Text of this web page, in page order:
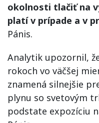
okolnosti tlačiť na
platí v prípade a v
Pánis.
Analytik upozornil,
rokoch vo väčšej
znamená silnejšie
plynu so svetovým
podstate expozíciu